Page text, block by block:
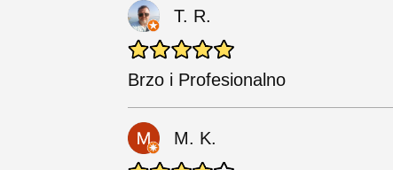
T. R.
Brzo i Profesionalno
M. K.